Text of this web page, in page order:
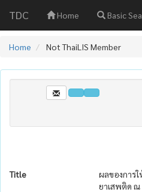
TDC Home Basic
Home Not ThaiLIS Member
Title
ผลของการ
ยาเสพติด